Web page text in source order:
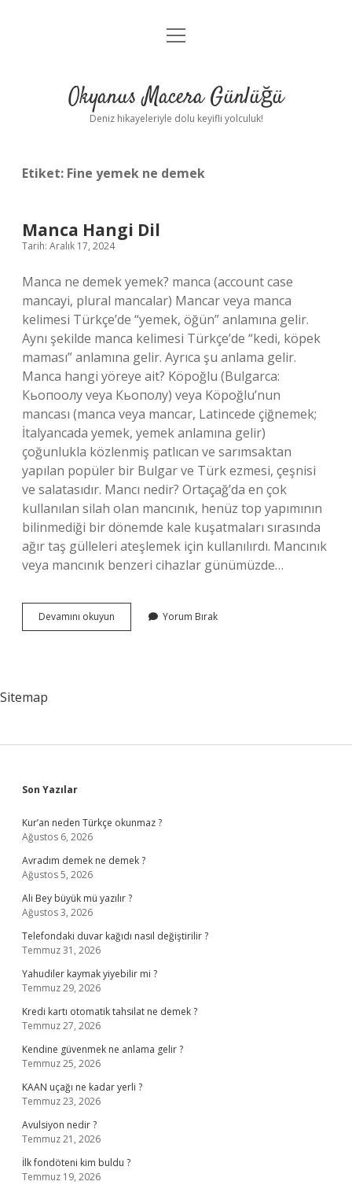
Anasayfa
Yasal Uyarı
menüyü
Okyanus Macera Günlüğü
Deniz hikayeleriyle dolu keyifli yolculuk!
Etiket: Fine yemek ne demek
Manca Hangi Dil
Tarih: Aralık 17, 2024
Manca ne demek yemek? manca (account case
mancayi, plural mancalar) Mancar veya manca
kelimesi Türkçe’de “yemek, öğün” anlamına gelir.
Aynı şekilde manca kelimesi Türkçe’de “kedi, köpek
maması” anlamına gelir. Ayrıca şu anlama gelir.
Manca hangi yöreye ait? Köpoğlu (Bulgarca:
Кьопоолу veya Кьополу) veya Köpoğlu’nun
mancası (manca veya mancar, Latincede çiğnemek;
İtalyancada yemek, yemek anlamına gelir)
çoğunlukla közlenmiş patlıcan ve sarımsaktan
yapılan popüler bir Bulgar ve Türk ezmesi, çeşnisi
ve salatasıdır. Mancı nedir? Ortaçağ’da en çok
kullanılan silah olan mancınık, henüz top yapımının
bilinmediği bir dönemde kale kuşatmaları sırasında
ağır taş gülleleri ateşlemek için kullanılırdı. Mancınık
veya mancınık benzeri cihazlar günümüzde…
Devamını okuyun
Hangi
Yorum Bırak
Sitemap
Sidebar
Son Yazılar
Kur’an neden Türkçe okunmaz ?
Ağustos 6, 2026
Avradım demek ne demek ?
Ağustos 5, 2026
Ali Bey büyük mü yazılır ?
Ağustos 3, 2026
Telefondaki duvar kağıdı nasıl değiştirilir ?
Temmuz 31, 2026
Yahudiler kaymak yiyebilir mi ?
Temmuz 29, 2026
Kredi kartı otomatik tahsilat ne demek ?
Temmuz 27, 2026
Kendine güvenmek ne anlama gelir ?
Temmuz 25, 2026
KAAN uçağı ne kadar yerli ?
Temmuz 23, 2026
Avulsiyon nedir ?
Temmuz 21, 2026
İlk fondöteni kim buldu ?
Temmuz 19, 2026